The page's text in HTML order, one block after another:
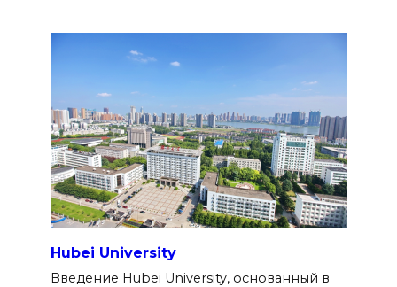
Hubei University
Введение Hubei University, основанный в